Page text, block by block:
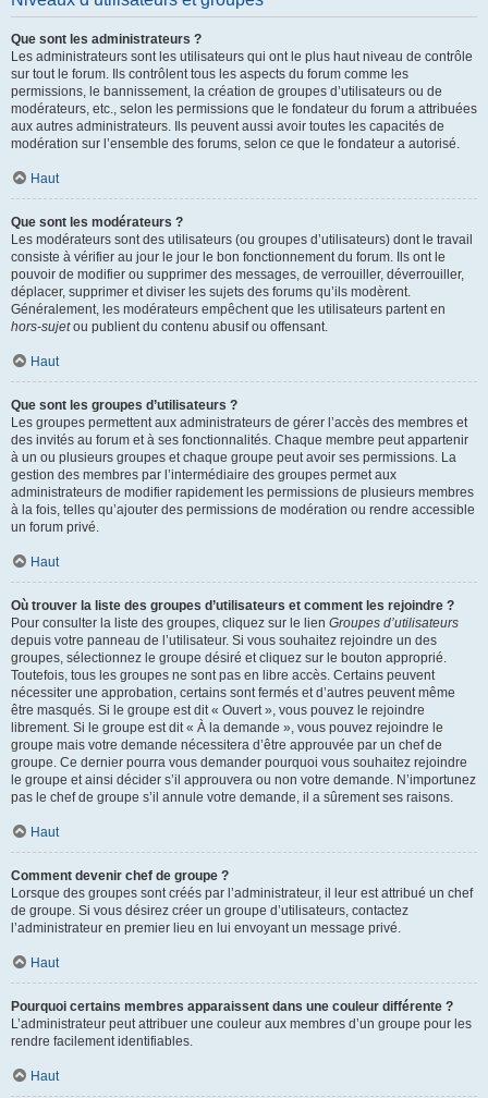
Que sont les administrateurs ?
Les administrateurs sont les utilisateurs qui ont le plus haut niveau de contrôle
sur tout le forum. Ils contrôlent tous les aspects du forum comme les
permissions, le bannissement, la création de groupes d’utilisateurs ou de
modérateurs, etc., selon les permissions que le fondateur du forum a attribuées
aux autres administrateurs. Ils peuvent aussi avoir toutes les capacités de
modération sur l’ensemble des forums, selon ce que le fondateur a autorisé.
Haut
Que sont les modérateurs ?
Les modérateurs sont des utilisateurs (ou groupes d’utilisateurs) dont le travail
consiste à vérifier au jour le jour le bon fonctionnement du forum. Ils ont le
pouvoir de modifier ou supprimer des messages, de verrouiller, déverrouiller,
déplacer, supprimer et diviser les sujets des forums qu’ils modèrent.
Généralement, les modérateurs empêchent que les utilisateurs partent en
hors-sujetou publient du contenu abusif ou offensant.
Haut
Que sont les groupes d’utilisateurs ?
Les groupes permettent aux administrateurs de gérer l’accès des membres et
des invités au forum et à ses fonctionnalités. Chaque membre peut appartenir
à un ou plusieurs groupes et chaque groupe peut avoir ses permissions. La
gestion des membres par l’intermédiaire des groupes permet aux
administrateurs de modifier rapidement les permissions de plusieurs membres
à la fois, telles qu’ajouter des permissions de modération ou rendre accessible
un forum privé.
Haut
Où trouver la liste des groupes d’utilisateurs et comment les rejoindre ?
Pour consulter la liste des groupes, cliquez sur le lien Groupes d’utilisateurs
depuis votre panneau de l’utilisateur. Si vous souhaitez rejoindre un des
groupes, sélectionnez le groupe désiré et cliquez sur le bouton approprié.
Toutefois, tous les groupes ne sont pas en libre accès. Certains peuvent
nécessiter une approbation, certains sont fermés et d’autres peuvent même
être masqués. Si le groupe est dit « Ouvert », vous pouvez le rejoindre
librement. Si le groupe est dit « À la demande », vous pouvez rejoindre le
groupe mais votre demande nécessitera d’être approuvée par un chef de
groupe. Ce dernier pourra vous demander pourquoi vous souhaitez rejoindre
le groupe et ainsi décider s’il approuvera ou non votre demande. N’importunez
pas le chef de groupe s’il annule votre demande, il a sûrement ses raisons.
Haut
Comment devenir chef de groupe ?
Lorsque des groupes sont créés par l’administrateur, il leur est attribué un chef
de groupe. Si vous désirez créer un groupe d’utilisateurs, contactez
l’administrateur en premier lieu en lui envoyant un message privé.
Haut
Pourquoi certains membres apparaissent dans une couleur différente ?
L’administrateur peut attribuer une couleur aux membres d’un groupe pour les
rendre facilement identifiables.
Haut